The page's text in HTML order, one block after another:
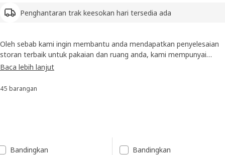
Penghantaran trak keesokan hari tersedia ada
Oleh sebab kami ingin membantu anda mendapatkan penyelesaian
storan terbaik untuk pakaian dan ruang anda, kami mempunyai
pelbagai jenis almari pakaian 5 dan 6 pintu yang lebih besar. Semak
berbeza-beza. Banyak almari pakaian disertakan dengan lengkapan
Baca lebih lanjut
Susun dan Penapis
45 barangan
Senarai keputusan
Bandingkan Bandingkan